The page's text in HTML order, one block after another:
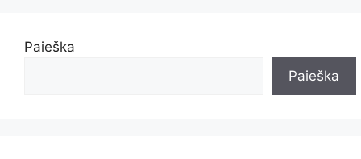
Paieška
Paieška